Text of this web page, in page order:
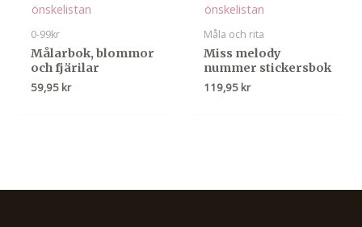
önskelistan
0-99kr
Målarbok, blommor
och fjärilar
59,95 kr
önskelistan
Måla och rita
Miss melody
nummer stickersbok
119,95 kr